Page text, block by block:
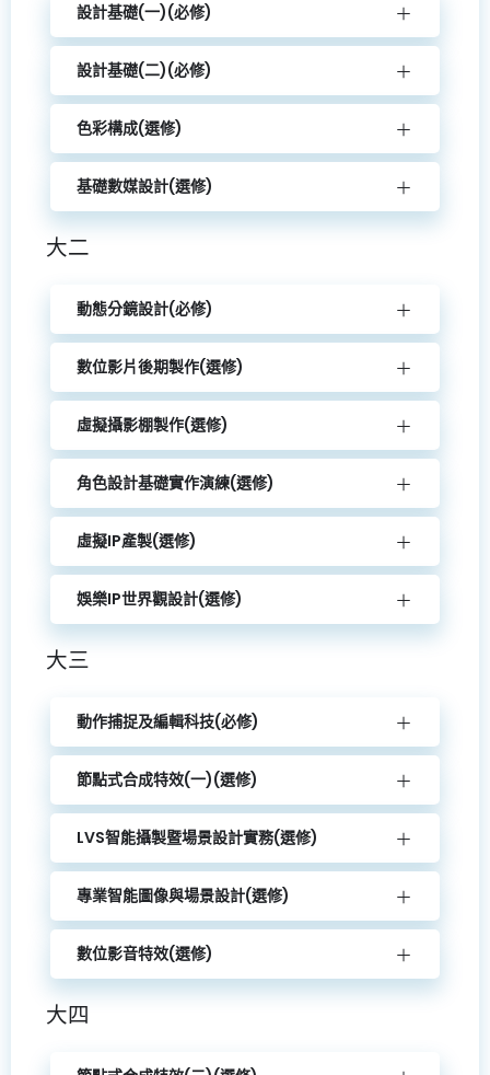
設計基礎(一)(必修)
設計基礎(二)(必修)
色彩構成(選修)
基礎數媒設計(選修)
大二
動態分鏡設計(必修)
數位影片後期製作(選修)
虛擬攝影棚製作(選修)
角色設計基礎實作演練(選修)
虛擬IP產製(選修)
娛樂IP世界觀設計(選修)
大三
動作捕捉及編輯科技(必修)
節點式合成特效(一)(選修)
LVS智能攝製暨場景設計實務(選修)
專業智能圖像與場景設計(選修)
數位影音特效(選修)
大四